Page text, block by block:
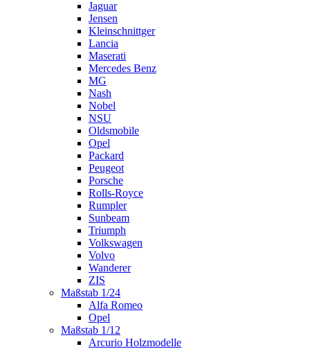
Jaguar
Jensen
Kleinschnittger
Lancia
Maserati
Mercedes Benz
MG
Nash
Nobel
NSU
Oldsmobile
Opel
Packard
Peugeot
Porsche
Rolls-Royce
Rumpler
Sunbeam
Triumph
Volkswagen
Volvo
Wanderer
ZIS
Maßstab 1/24
Alfa Romeo
Opel
Maßstab 1/12
Arcurio Holzmodelle